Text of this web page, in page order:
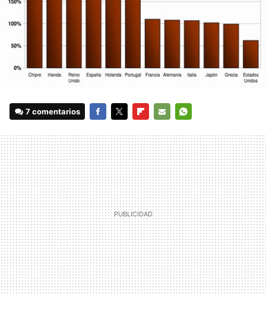
7 comentarios
MAIL